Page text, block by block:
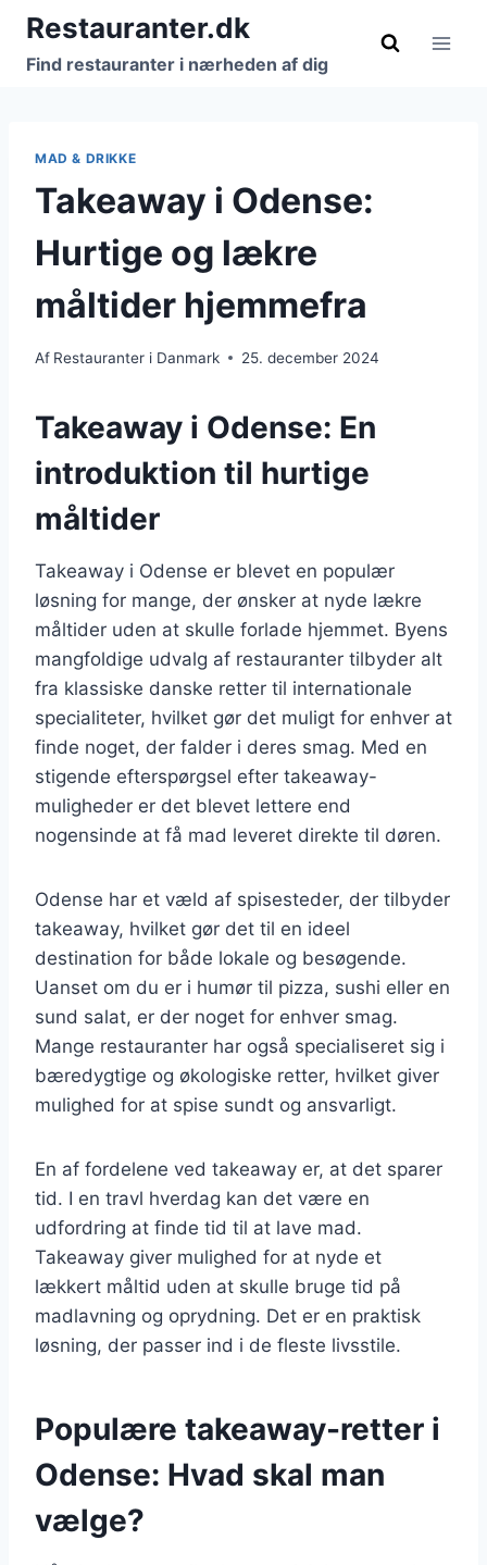
Fortsæt
indhold
Restauranter.dk
Find restauranter i nærheden af dig
MAD & DRIKKE
Takeaway i Odense:
Hurtige og lækre
måltider hjemmefra
Af Restauranter i Danmark 25. december 2024
Takeaway i Odense: En
introduktion til hurtige
måltider
Takeaway i Odense er blevet en populær
løsning for mange, der ønsker at nyde lækre
måltider uden at skulle forlade hjemmet. Byens
mangfoldige udvalg af restauranter tilbyder alt
fra klassiske danske retter til internationale
specialiteter, hvilket gør det muligt for enhver at
finde noget, der falder i deres smag. Med en
stigende efterspørgsel efter takeaway-
muligheder er det blevet lettere end
nogensinde at få mad leveret direkte til døren.
Odense har et væld af spisesteder, der tilbyder
takeaway, hvilket gør det til en ideel
destination for både lokale og besøgende.
Uanset om du er i humør til pizza, sushi eller en
sund salat, er der noget for enhver smag.
Mange restauranter har også specialiseret sig i
bæredygtige og økologiske retter, hvilket giver
mulighed for at spise sundt og ansvarligt.
En af fordelene ved takeaway er, at det sparer
tid. I en travl hverdag kan det være en
udfordring at finde tid til at lave mad.
Takeaway giver mulighed for at nyde et
lækkert måltid uden at skulle bruge tid på
madlavning og oprydning. Det er en praktisk
løsning, der passer ind i de fleste livsstile.
Populære takeaway-retter i
Odense: Hvad skal man
vælge?